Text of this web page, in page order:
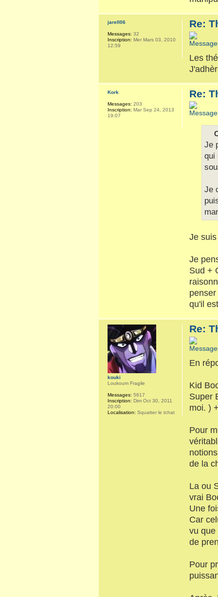
Re:
Les
jarell06
Messages: 32
Inscription: Mer Mars 03, 2010
12:59
Re:
Je
qui
Je
Je
Je
Sud +
qu'il
Kork
Messages: 203
Inscription: Mar Sep 24, 2013
19:07
Re:
En
Kid
Super
moi. )
Pour
de la
La ou
vrai
Une
Car
vu que
de
Pour
kouki
Loukoum Fragile
Messages: 5617
Inscription: Dim Oct 30, 2011
20:00
Localisation: Squatter le tchat